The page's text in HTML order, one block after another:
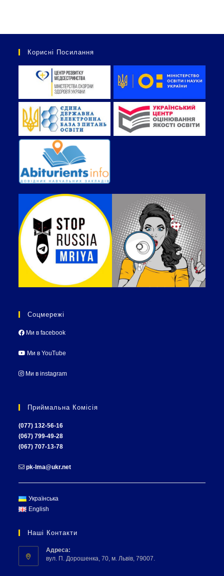
Корисні Посилання
Соцмережі
Ми в facebook
Ми в YouTube
Ми в instagram
Приймальна Комісія
(077) 132-56-16
(067) 799-49-28
(067) 707-13-78
pk-lma@ukr.net
Українська
English
Наші Контакти
Адреса:
вул. П. Дорошенка, 70, м. Львів, 79007.